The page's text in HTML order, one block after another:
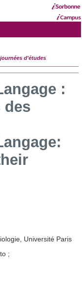
d'études
:
des
Université Paris
;